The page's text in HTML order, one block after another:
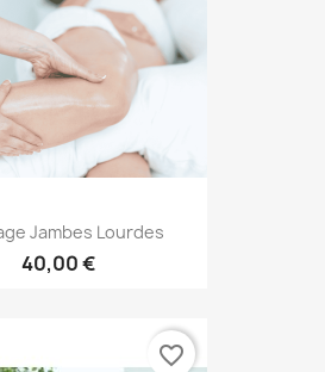
Jambes Lourdes
40,00 €
favorite_border